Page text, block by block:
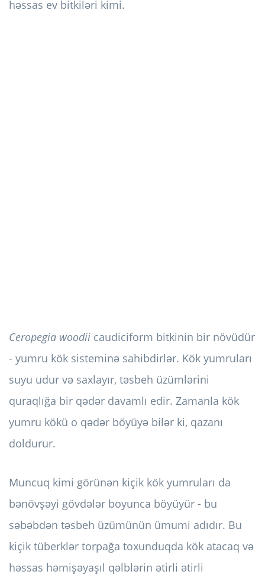
həssas ev bitkiləri kimi.
Ceropegia woodii caudiciform bitkinin bir növüdür
- yumru kök sisteminə sahibdirlər. Kök yumruları
suyu udur və saxlayır, təsbeh üzümlərini
quraqlığa bir qədər davamlı edir. Zamanla kök
yumru kökü o qədər böyüyə bilər ki, qazanı
doldurur.
Muncuq kimi görünən kiçik kök yumruları da
bənövşəyi gövdələr boyunca böyüyür - bu
səbəbdən təsbeh üzümünün ümumi adıdır. Bu
kiçik tüberklər torpağa toxunduqda kök atacaq və
həssas həmişəyaşıl qəlblərin ətirli ətirli